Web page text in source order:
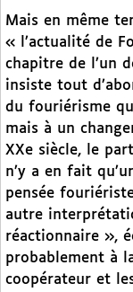
Mais en même
« l’actualité de
chapitre de l’un
insiste tout
du fouriérisme
mais à un
XXe siècle, le
n’y a en fait
pensée
autre
réactionnaire »,
probablement à
coopérateur et